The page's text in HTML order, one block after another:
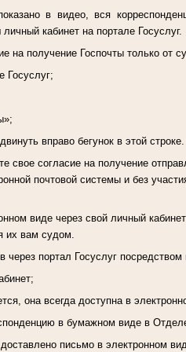
в видео, вся
кабинет на портале Госуслуг.
на получение Госпочты только
Госуслуг;
вправо бегунок в этой строке.
свое согласие на получение
почтовой системы и без
виде через свой личный
их вам судом.
портал Госуслуг
она всегда доступна в
в бумажном виде в
письмо в электронном